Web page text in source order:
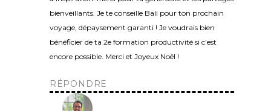
bienveillants. Je te conseille Bali pour ton prochain
voyage, dépaysement garanti ! Je voudrais bien
bénéficier de ta 2e formation productivité si c’est
encore possible. Merci et Joyeux Noël !
RÉPONDRE